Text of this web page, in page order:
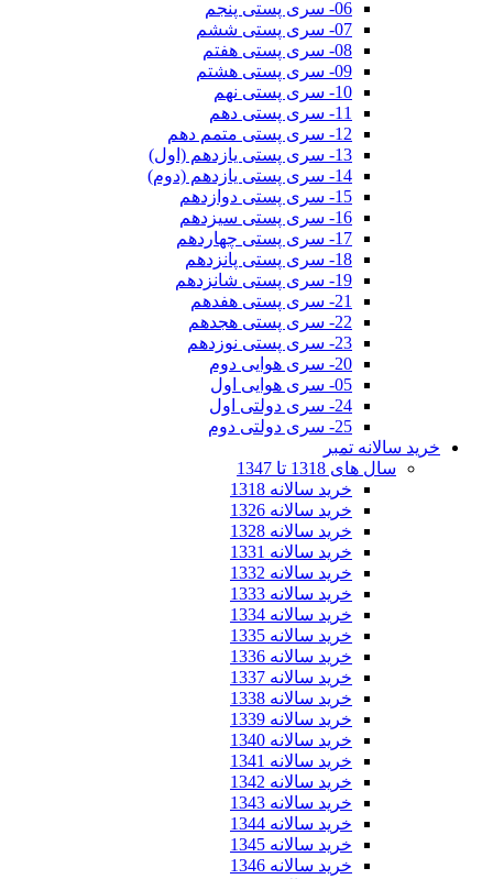
06- سری پستی پنجم
07- سری پستی ششم
08- سری پستی هفتم
09- سری پستی هشتم
10- سری پستی نهم
11- سری پستی دهم
12- سری پستی متمم دهم
13- سری پستی یازدهم (اول)
14- سری پستی یازدهم (دوم)
15- سری پستی دوازدهم
16- سری پستی سیزدهم
17- سری پستی چهاردهم
18- سری پستی پانزدهم
19- سری پستی شانزدهم
21- سری پستی هفدهم
22- سری پستی هجدهم
23- سری پستی نوزدهم
20- سری هوایی دوم
05- سری هوایی اول
24- سری دولتی اول
25- سری دولتی دوم
خرید سالانه تمبر
سال های 1318 تا 1347
خرید سالانه 1318
خرید سالانه 1326
خرید سالانه 1328
خرید سالانه 1331
خرید سالانه 1332
خرید سالانه 1333
خرید سالانه 1334
خرید سالانه 1335
خرید سالانه 1336
خرید سالانه 1337
خرید سالانه 1338
خرید سالانه 1339
خرید سالانه 1340
خرید سالانه 1341
خرید سالانه 1342
خرید سالانه 1343
خرید سالانه 1344
خرید سالانه 1345
خرید سالانه 1346